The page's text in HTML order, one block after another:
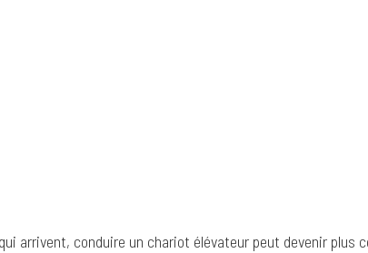
arrivent, conduire un chariot élévateur peut devenir plus